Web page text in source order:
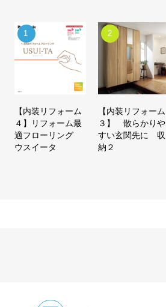
【内装リフォーム
４】リフォーム最
適フローリング
ウスイータ
【内装リフォーム
３】 散らかりや
すい玄関先に 収
納２